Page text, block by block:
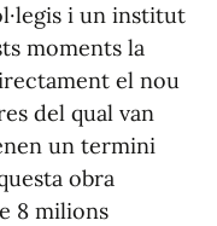
i un institut
moments la
el nou
del qual van
un termini
obra
8 milions